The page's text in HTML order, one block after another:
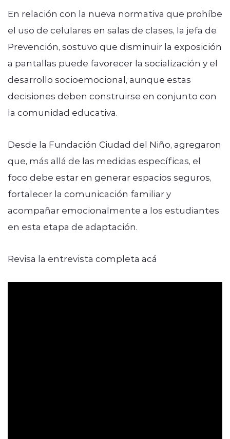
En relación con la nueva normativa que prohíbe
el uso de celulares en salas de clases, la jefa de
Prevención, sostuvo que disminuir la exposición
a pantallas puede favorecer la socialización y el
desarrollo socioemocional, aunque estas
decisiones deben construirse en conjunto con
la comunidad educativa.
Desde la Fundación Ciudad del Niño, agregaron
que, más allá de las medidas específicas, el
foco debe estar en generar espacios seguros,
fortalecer la comunicación familiar y
acompañar emocionalmente a los estudiantes
en esta etapa de adaptación.
Revisa la entrevista completa acá